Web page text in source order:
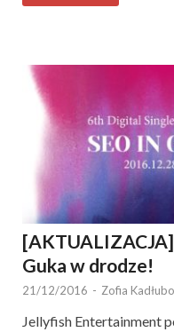
Guka w drodze!
21/12/2016 - Zofia
Jellyfish Entertainment